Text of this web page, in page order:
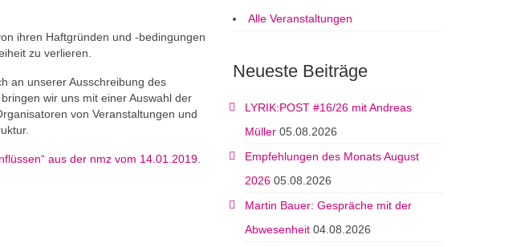
ihren Haftgründen und -bedingungen
zu verlieren.
an unserer Ausschreibung des
wir uns mit einer Auswahl der
von Veranstaltungen und
aus der nmz vom 14.01.2019
Alle Veranstaltungen
Neueste Beiträge
LYRIK:POST #16/26 mit Andreas
Müller 05.08.2026
Empfehlungen des Monats August
2026 05.08.2026
Martin Bauer: Gespräche mit der
Abwesenheit 04.08.2026